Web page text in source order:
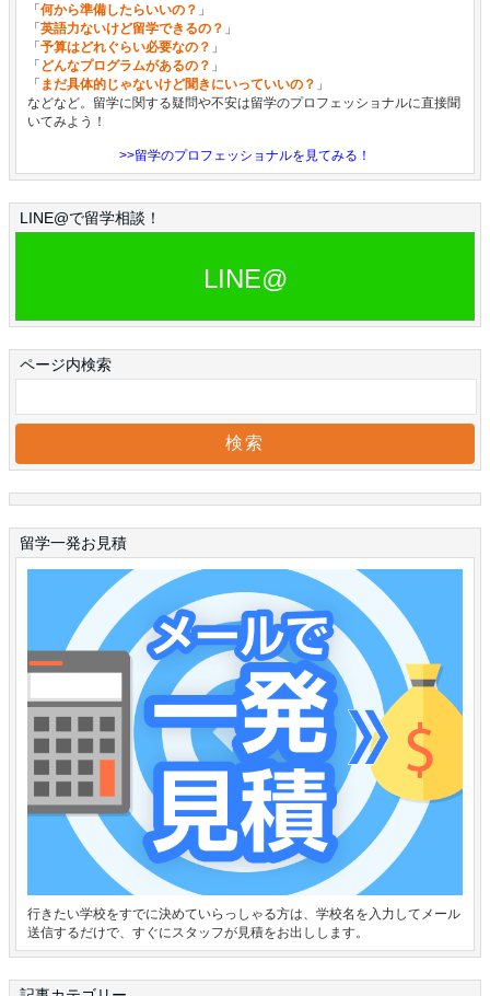
「何から準備したらいいの？ 」
「英語力ないけど留学できるの？ 」
「予算はどれぐらい必要なの？ 」
「 どんなプログラムがあるの？ 」
「 まだ具体的じゃないけど聞きにいっていいの？ 」
などなど。留学に関する疑問や不安は留学のプロフェッショナルに直接聞
いてみよう！
>>留学のプロフェッショナルを見てみる！
LINE@で留学相談！
LINE@
ページ内検索
留学一発お見積
行きたい学校をすでに決めていらっしゃる方は、学校名を入力してメール
送信するだけで、すぐにスタッフが見積をお出しします。